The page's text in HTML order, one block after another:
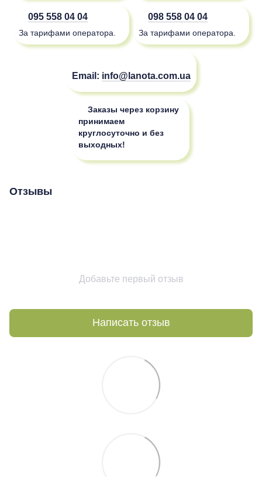
095 558 04 04
За тарифами оператора.
098 558 04 04
За тарифами оператора.
Email: info@lanota.com.ua
Заказы через корзину
принимаем
круглосуточно и без
выходных!
Отзывы
Добавьте первый отзыв
Написать отзыв